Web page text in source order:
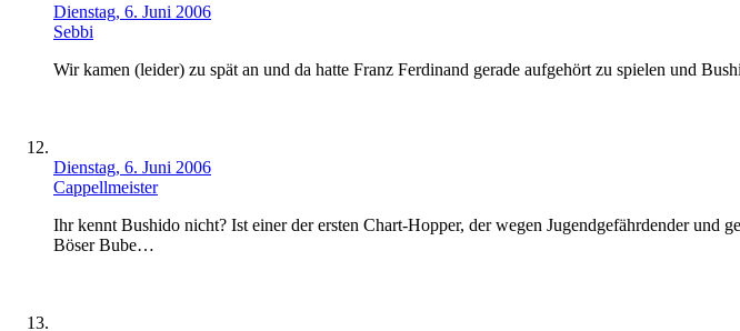
Dienstag, 6. Juni 2006
Sebbi
Wir kamen (leider) zu spät an und da hatte Franz Ferdinand gerade aufgehört zu spielen und
Dienstag, 6. Juni 2006
Cappellmeister
Ihr kennt Bushido nicht? Ist einer der ersten Chart-Hopper, der wegen Jugendgefährdender
Böser Bube…